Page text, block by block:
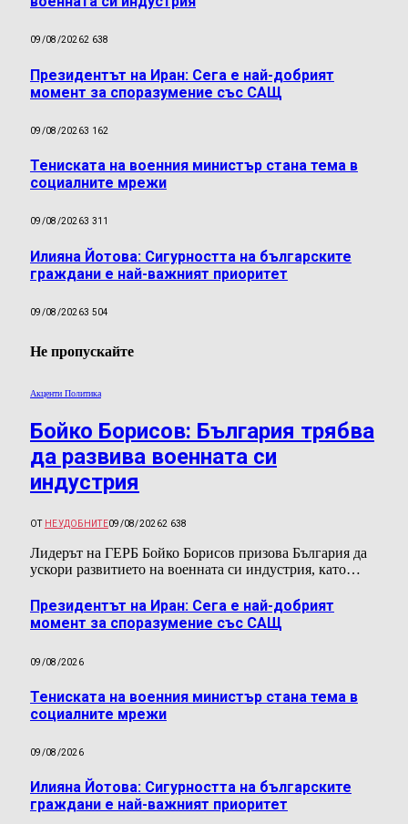
09/08/20262 638
Президентът на Иран: Сега е най-добрият
момент за споразумение със САЩ
09/08/20263 162
Тениската на военния министър стана тема в
социалните мрежи
09/08/20263 311
Илияна Йотова: Сигурността на българските
граждани е най-важният приоритет
09/08/20263 504
Не пропускайте
Акценти Политика
Бойко Борисов: България трябва
да развива военната си
индустрия
ОТ НЕУДОБНИТЕ09/08/20262 638
Лидерът на ГЕРБ Бойко Борисов призова България да
ускори развитието на военната си индустрия, като…
Президентът на Иран: Сега е най-добрият
момент за споразумение със САЩ
09/08/2026
Тениската на военния министър стана тема в
социалните мрежи
09/08/2026
Илияна Йотова: Сигурността на българските
граждани е най-важният приоритет